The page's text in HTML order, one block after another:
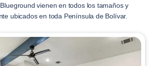
vienen en todos los tamaños y
ubicados en toda Península de Bolívar.